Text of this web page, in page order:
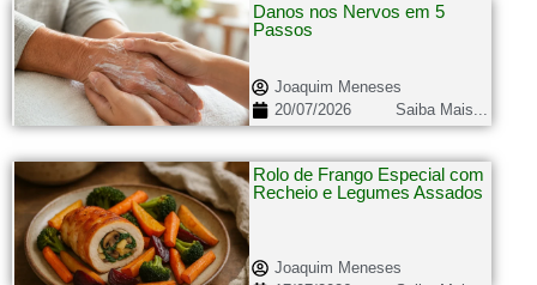
Danos nos Nervos em 5
Passos
Joaquim Meneses
20/07/2026
Saiba Mais...
Rolo de Frango Especial com
Recheio e Legumes Assados
Joaquim Meneses